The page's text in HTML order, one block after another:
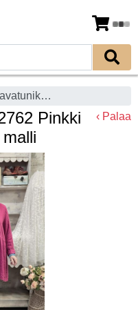
Grizas pellavatunika 52762 Pinkki tyylikäs ja romanttinen malli
Pinkki
‹ Palaa